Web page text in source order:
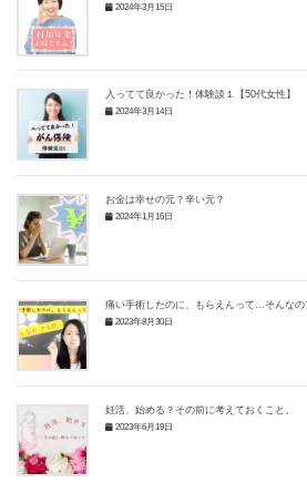
2024年3月15日
入ってて良かった！体験談１【50代女性】
2024年3月14日
お金は幸せの元？辛い元？
2024年1月16日
痛い手術したのに、もらえんって...そんなの
2023年8月30日
妊活、始める？その前に考えておくこと。
2023年6月19日